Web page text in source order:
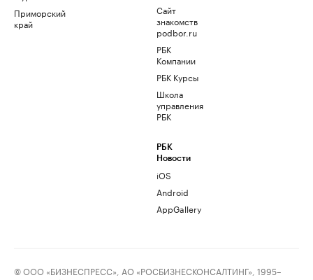
Приморский
край
Сайт
знакомств
podbor.ru
РБК
Компании
РБК Курсы
Школа
управления
РБК
РБК
Новости
iOS
Android
AppGallery
© ООО «БИЗНЕСПРЕСС», АО «РОСБИЗНЕСКОНСАЛТИНГ», 1995–